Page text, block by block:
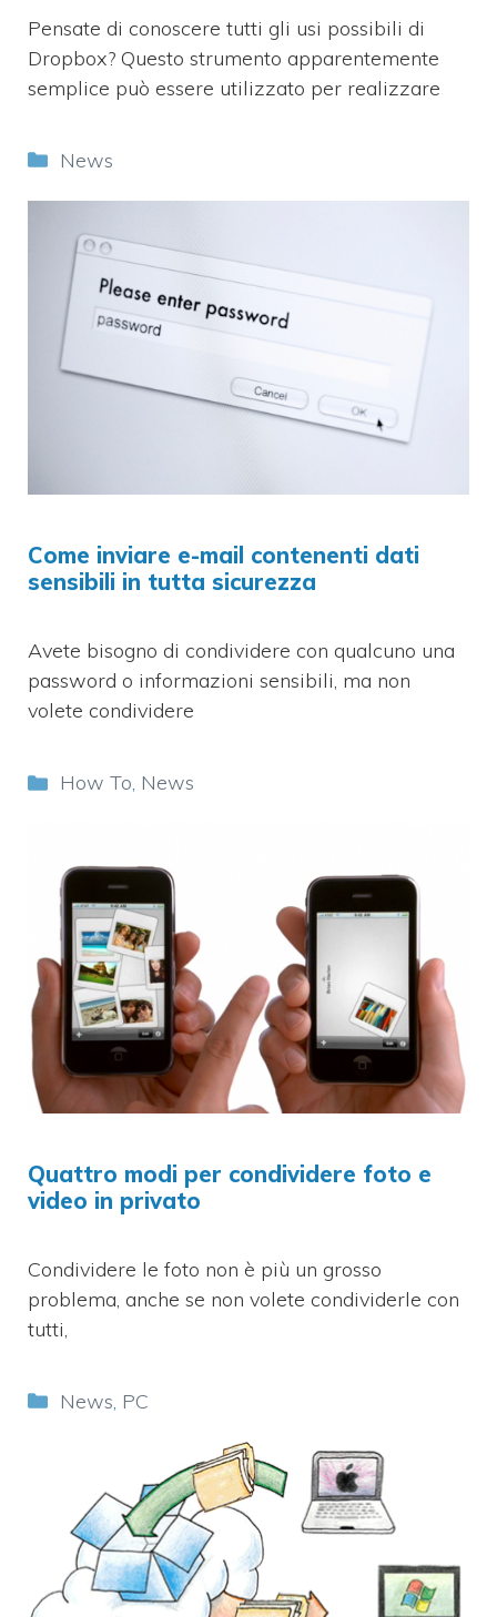
Pensate di conoscere tutti gli usi possibili di
Dropbox? Questo strumento apparentemente
semplice può essere utilizzato per realizzare
Categorie
News
Come inviare e-mail contenenti dati
sensibili in tutta sicurezza
Avete bisogno di condividere con qualcuno una
password o informazioni sensibili, ma non
volete condividere
Categorie
How To, News
Quattro modi per condividere foto e
video in privato
Condividere le foto non è più un grosso
problema, anche se non volete condividerle con
tutti,
Categorie
News, PC